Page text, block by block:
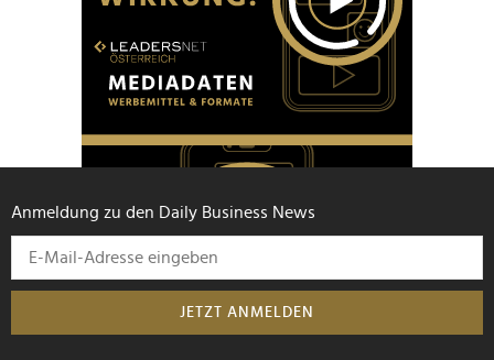
Anmeldung zu den Daily Business News
JETZT ANMELDEN